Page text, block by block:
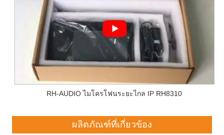
RH-AUDIO ไมโครโฟนระยะไกล IP RH8310
ผลิตภัณฑ์ที่เกี่ยวข้อง